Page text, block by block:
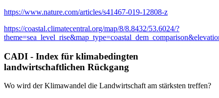
https://www.nature.com/articles/s41467-019-12808-z
https://coastal.climatecentral.org/map/8/8.8432/53.6024/?
CADI - Index für klimabedingten
landwirtschaftlichen Rückgang
Wo wird der Klimawandel die Landwirtschaft am stärksten treffen?